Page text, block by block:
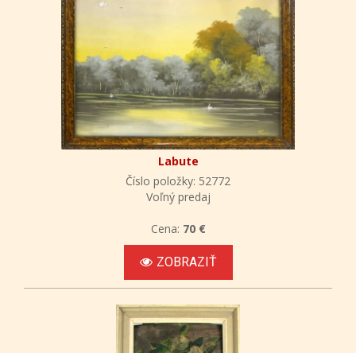
Labute
Číslo položky: 52772
Voľný predaj
Cena: 70 €
ZOBRAZIŤ